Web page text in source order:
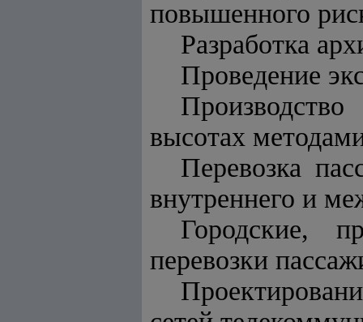
повышенного
Разработка
Проведение
высотах
Перевозка
внутреннего и
Городские,
перевозки